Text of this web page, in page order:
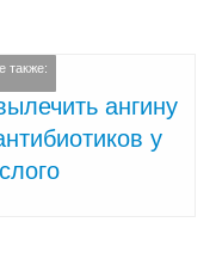
также:
ангину
у